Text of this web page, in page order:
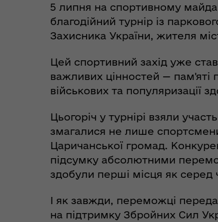
Пункти незламності та
укриття
5 липня на спортивному
благодійний турнір із
Захисника України, жителя
Цей спортивний захід уже
важливих цінностей — пам'яті
військових та популяризації
Цьогоріч у турнірі взяли
змагалися не лише
Царичанської громад.
підсумку абсолютними
здобули перші місця як серед
І як завжди, переможці
на підтримку Збройних Сил